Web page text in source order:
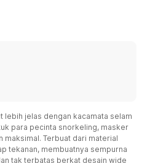
lebih jelas dengan kacamata selam
para pecinta snorkeling, masker
maksimal. Terbuat dari material
tekanan, membuatnya sempurna
tak terbatas berkat desain wide